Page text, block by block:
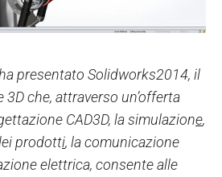
presentato Solidworks2014, il
che, attraverso un’offerta
CAD3D, la simulazione,
prodotti, la comunicazione
elettrica, consente alle